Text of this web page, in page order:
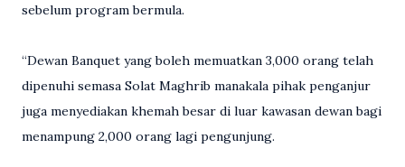
sebelum program bermula.
“Dewan Banquet yang boleh memuatkan 3,000 orang telah
dipenuhi semasa Solat Maghrib manakala pihak penganjur
juga menyediakan khemah besar di luar kawasan dewan bagi
menampung 2,000 orang lagi pengunjung.